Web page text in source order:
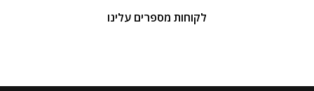
לקוחות מספרים עלינו